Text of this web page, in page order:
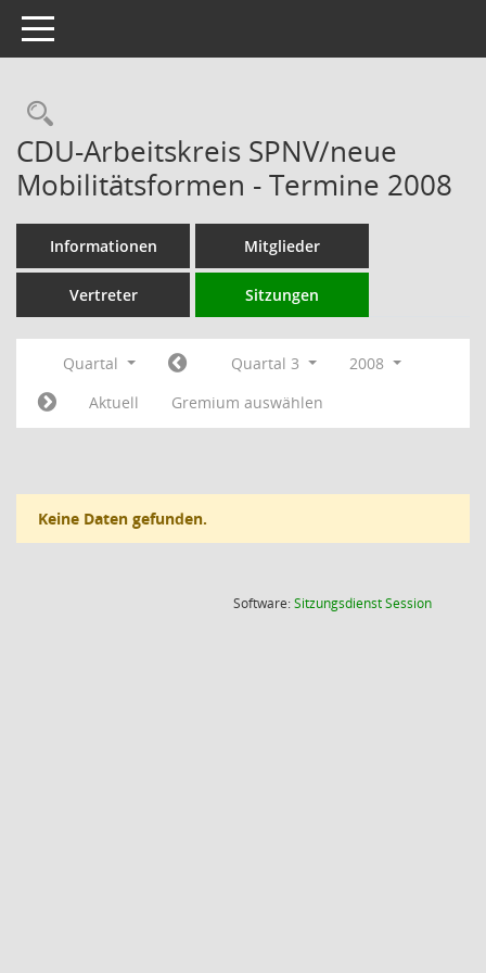
Toggle navigation
Rechercheauswahl
CDU-Arbeitskreis SPNV/neue
Mobilitätsformen - Termine 2008
Informationen Mitglieder
Vertreter Sitzungen
Quartal Quartal 3
2008
Aktuell
Gremium auswählen
Keine Daten gefunden.
Software:SitzungsdienstSession(Wird in